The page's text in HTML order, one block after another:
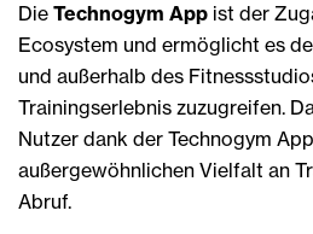
Die Technogym App ist der
Ecosystem und ermöglicht es
und außerhalb des
Trainingserlebnis zuzugreifen.
Nutzer dank der Technogym
außergewöhnlichen Vielfalt an
Abruf.